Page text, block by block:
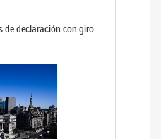
de declaración con giro